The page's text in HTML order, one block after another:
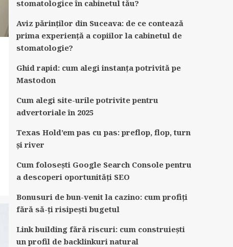
stomatologice în cabinetul tău?
Aviz părinților din Suceava: de ce contează
prima experiență a copiilor la cabinetul de
stomatologie?
Ghid rapid: cum alegi instanța potrivită pe
Mastodon
Cum alegi site-urile potrivite pentru
advertoriale în 2025
Texas Hold’em pas cu pas: preflop, flop, turn
și river
Cum folosești Google Search Console pentru
a descoperi oportunități SEO
Bonusuri de bun-venit la cazino: cum profiți
fără să-ți risipești bugetul
Link building fără riscuri: cum construiești
un profil de backlinkuri natural